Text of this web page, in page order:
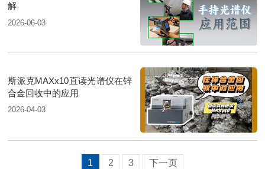
解
2026-06-03
斯派克MAXx10直读光谱仪在锌
合金回收中的应用
2026-04-03
1 2 3 下一页